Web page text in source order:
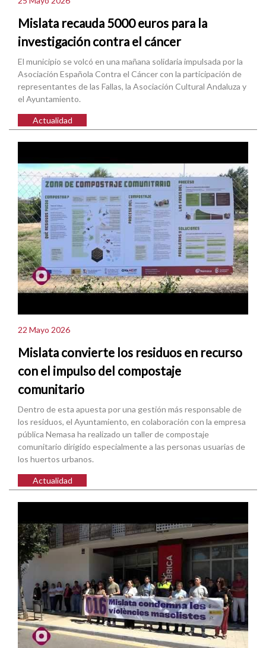
Mislata recauda 5000 euros para la
investigación contra el cáncer
El municipio se volcó en una mañana solidaria impulsada por la
Asociación Española Contra el Cáncer con la participación de
representantes de las Fallas, la Asociación Cultural Andaluza y
el Ayuntamiento.
Actualidad
22 Mayo 2026
Mislata convierte los residuos en recurso
con el impulso del compostaje
comunitario
Dentro de esta apuesta por una gestión más responsable de
los residuos, el Ayuntamiento, en colaboración con la empresa
pública Nemasa ha realizado un taller de compostaje
comunitario dirigido especialmente a las personas usuarias de
los huertos urbanos.
Actualidad